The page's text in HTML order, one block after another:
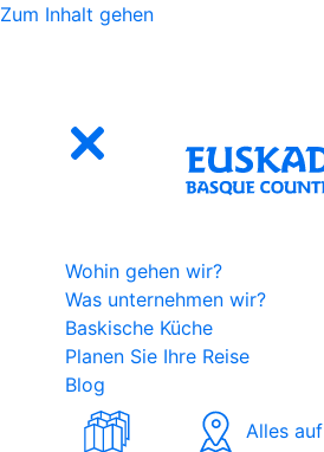
Zum Inhalt gehen
Wohin gehen wir?
Was unternehmen wir?
Baskische Küche
Planen Sie Ihre Reise
Blog
Alles auf